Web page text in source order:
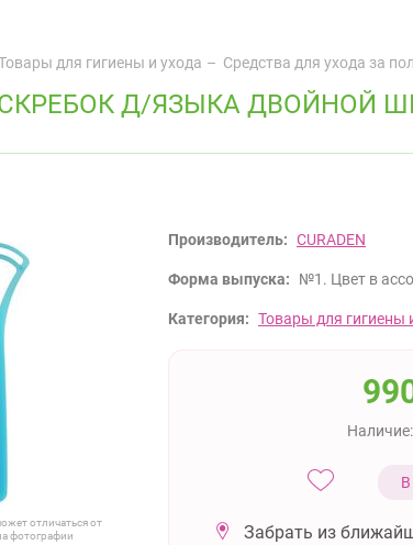
для гигиены и ухода Средства для ухода за
Д/ЯЗЫКА ДВОЙНОЙ
отличаться от
фотографии
Производитель: CURADEN
Форма выпуска: №1. Цвет в
Категория: Товары для гигиены
Наличие:
Забрать из